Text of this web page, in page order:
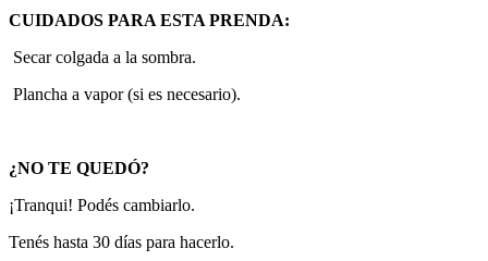
CUIDADOS PARA ESTA PRENDA:
Secar colgada a la sombra.
Plancha a vapor (si es necesario).
¿NO TE QUEDÓ?
¡Tranqui! Podés cambiarlo.
Tenés hasta 30 días para hacerlo.